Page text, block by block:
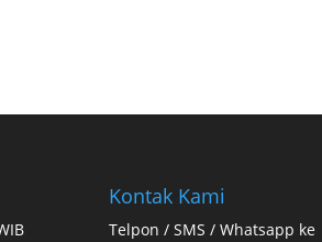
Kontak Kami
Telpon / SMS / Whatsapp ke